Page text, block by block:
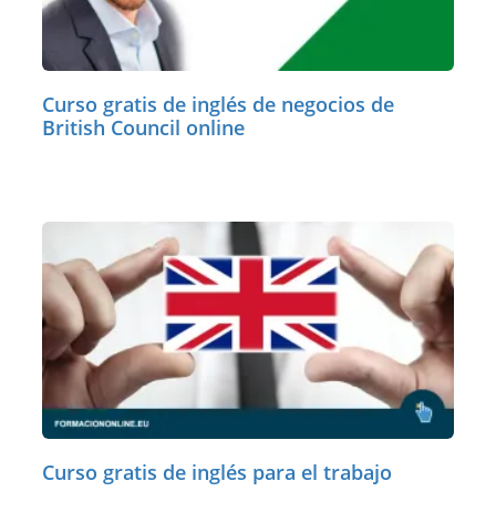
Curso gratis de inglés de negocios de
British Council online
Curso gratis de inglés para el trabajo